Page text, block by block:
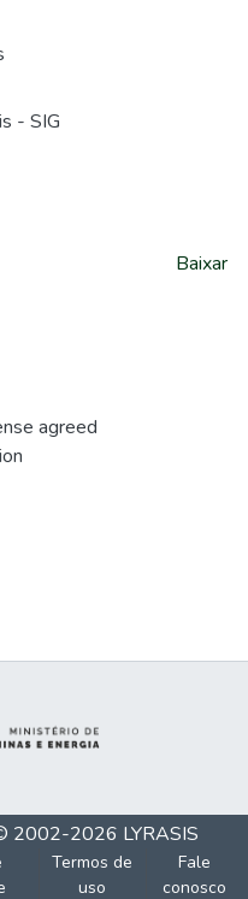
- SIG
agreed
Baixar
2002-2026 LYRASIS
Termos de
uso
Fale
conosco